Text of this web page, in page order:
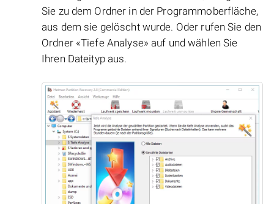
Sie zu dem Ordner in der Programmoberfläche,
aus dem sie gelöscht wurde. Oder rufen Sie den
Ordner «Tiefe Analyse» auf und wählen Sie
Ihren Dateityp aus.